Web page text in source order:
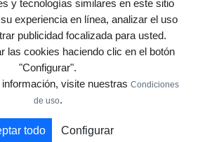
los derechos reservados Política de privacidad
|Editores| Mapa web|Preguntas frecuentes
Publica tus anuncios gratis!
Notas de prensa
y tecnologías similares en este sitio
experiencia en línea, analizar el uso
publicidad focalizada para usted.
las cookies haciendo clic en el botón
"Configurar".
visite nuestras Condiciones
de uso.
todo Configurar